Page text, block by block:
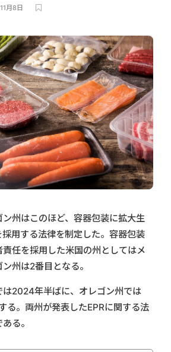
月8日
州はこのほど、容器包装に拡大生
用する法律を制定した。容器包装
任を採用した米国の州としてはメ
州は2番目となる。
は2024年半ばに、オレゴン州では
る。両州が発表したEPRに関する法
る。